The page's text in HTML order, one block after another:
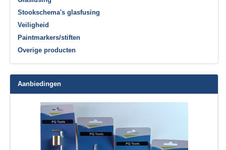
Stookschema's glasfusing
Veiligheid
Paintmarkers/stiften
Overige producten
Aanbiedingen